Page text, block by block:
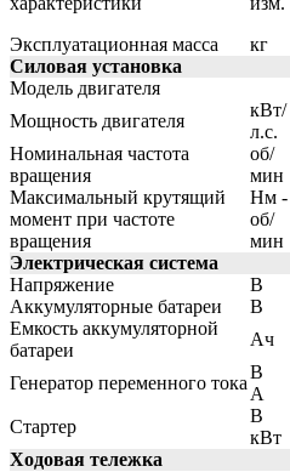
Эксплуатационная масса кг
Силовая установка
Модель двигателя
Мощность двигателя
кВт/
л.с.
Номинальная частота
вращения
об/
мин
Максимальный крутящий
момент при частоте
вращения
Нм -
об/
мин
Электрическая система
Напряжение
В
Аккумуляторные батареи
В
Емкость аккумуляторной
батареи
Ач
Генератор переменного тока
В
А
Стартер
В
кВт
Ходовая тележка